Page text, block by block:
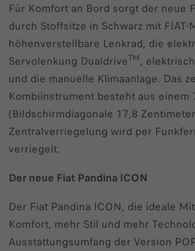
Für Komfort an Bord sorgt der neue
durch Stoffsitze in Schwarz mit FIAT-
höhenverstellbare Lenkrad, die
Servolenkung DualdriveTM,
und die manuelle Klimaanlage. Das
Kombiinstrument besteht aus einem
(Bildschirmdiagonale 17,8
Zentralverriegelung wird per
verriegelt.
Der neue Fiat Pandina ICON
Der Fiat Pandina ICON, die ideale
Komfort, mehr Stil und mehr
Ausstattungsumfang der Version